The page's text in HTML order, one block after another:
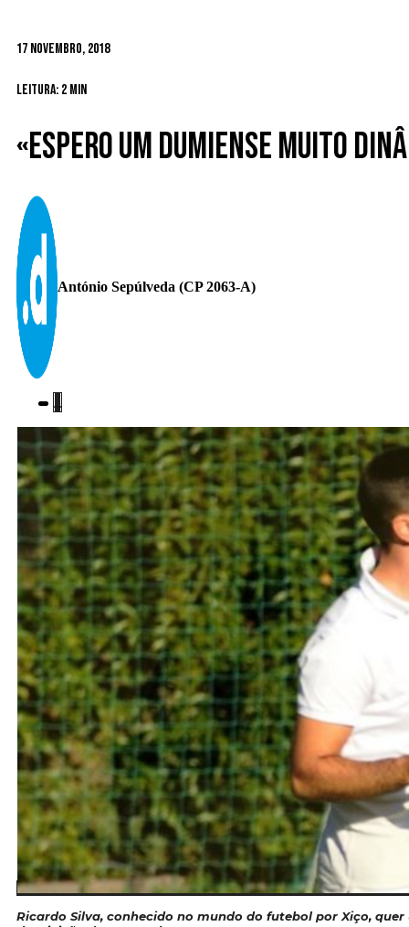
17 Novembro, 2018
Leitura: 2 min
«Espero um Dumiense muito
António Sepúlveda (CP 2063-A)
Ricardo Silva, conhecido no mundo do futebol por Xiço,